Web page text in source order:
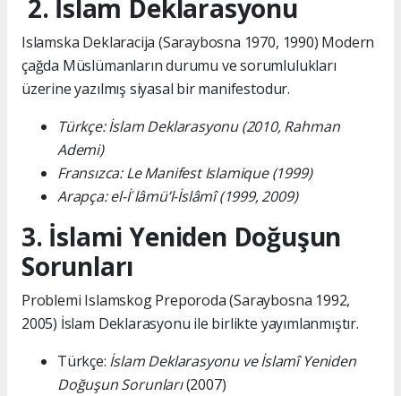
2. İslam Deklarasyonu
Islamska Deklaracija (Saraybosna 1970, 1990) Modern
çağda Müslümanların durumu ve sorumlulukları
üzerine yazılmış siyasal bir manifestodur.
Türkçe: İslam Deklarasyonu (2010, Rahman
Ademi)
Fransızca: Le Manifest Islamique (1999)
Arapça: el-İʿlâmü’l-İslâmî (1999, 2009)
3. İslami Yeniden Doğuşun
Sorunları
Problemi Islamskog Preporoda (Saraybosna 1992,
2005) İslam Deklarasyonu ile birlikte yayımlanmıştır.
Türkçe: İslam Deklarasyonu ve İslamî Yeniden
Doğuşun Sorunları(2007)